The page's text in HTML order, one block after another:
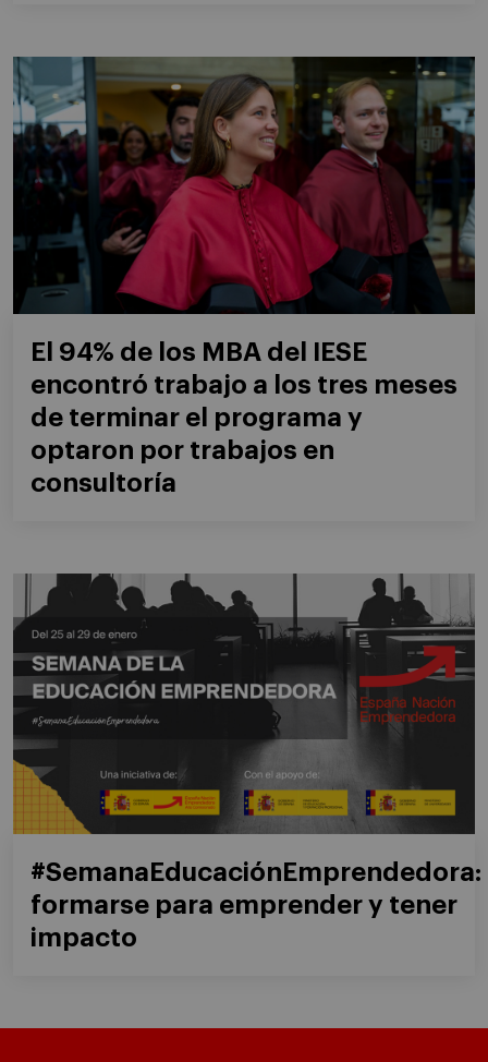
El 94% de los MBA del IESE
encontró trabajo a los tres meses
de terminar el programa y
optaron por trabajos en
consultoría
#SemanaEducaciónEmprendedora:
formarse para emprender y tener
impacto